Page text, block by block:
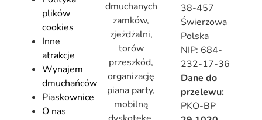
plików
cookies
Inne
atrakcje
Wynajem
dmuchańców
Piaskownice
O nas
dmuchanych
zamków,
zjeżdżalni,
torów
przeszkód,
organizację
piana party,
mobilną
38-457
Świerzowa
Polska
NIP: 684-
232-17-36
Dane do
przelewu:
PKO-BP